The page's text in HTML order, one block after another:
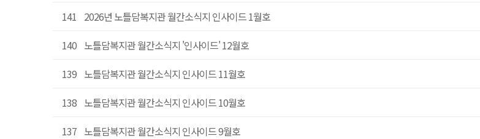
141 2026년 노틀담복지관 월간소식지 인사이드 1월호
140 노틀담복지관 월간소식지 '인사이드' 12월호
139 노틀담복지관 월간소식지 인사이드 11월호
138 노틀담복지관 월간소식지 인사이드 10월호
137 노틀담복지관 월간소식지 인사이드 9월호